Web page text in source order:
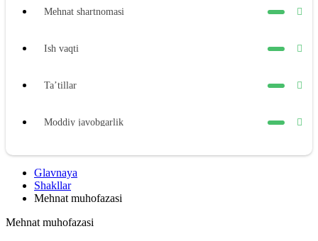
Mehnat shartnomasi
Ish vaqti
Ta’tillar
Moddiy javobgarlik
Xodimning moddiy javobgarligi
Intizomiy jazo
Glavnaya
Shakllar
Mehnat muhofazasi
Mehnat muhofazasi